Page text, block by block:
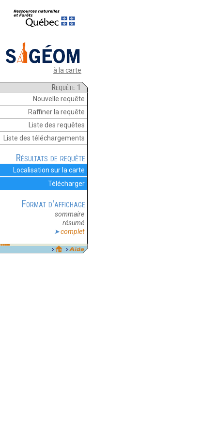
à la carte
Requête 1
Nouvelle requête
Raffiner la requête
Liste des requêtes
Liste des téléchargements
Résultats de requête
Localisation sur la carte
Télécharger
Format d'affichage
sommaire
résumé
complet